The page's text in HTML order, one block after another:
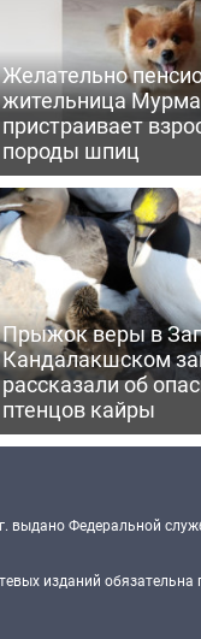
Желательно
жительница
пристраивает
породы шпиц
Прыжок веры в
Кандалакшском
рассказали об
птенцов кайры
Федеральной
изданий обязательна